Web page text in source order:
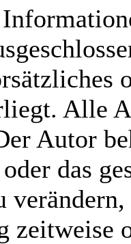
Alle
Autor
das
zeitweise